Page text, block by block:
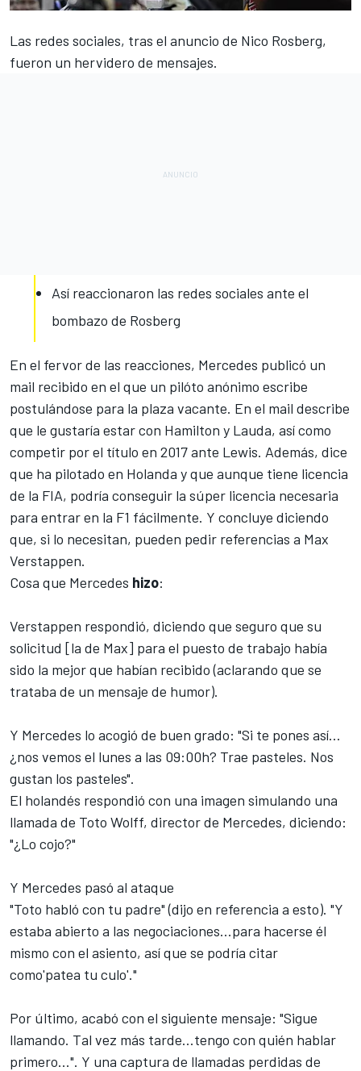
Las redes sociales, tras el anuncio de Nico Rosberg,
fueron un hervidero de mensajes.
Así reaccionaron las redes sociales ante el
bombazo de Rosberg
En el fervor de las reacciones, Mercedes publicó un
mail recibido en el que un pilóto anónimo escribe
postulándose para la plaza vacante. En el mail describe
que le gustaría estar con Hamilton y Lauda, así como
competir por el título en 2017 ante Lewis. Además, dice
que ha pilotado en Holanda y que aunque tiene licencia
de la FIA, podría conseguir la súper licencia necesaria
para entrar en la F1 fácilmente. Y concluye diciendo
que, si lo necesitan, pueden pedir referencias a Max
Verstappen.
Cosa que Mercedes hizo:
Verstappen respondió, diciendo que seguro que su
solicitud [la de Max] para el puesto de trabajo había
sido la mejor que habían recibido (aclarando que se
trataba de un mensaje de humor).
Y Mercedes lo acogió de buen grado: "Si te pones así...
¿nos vemos el lunes a las 09:00h? Trae pasteles. Nos
gustan los pasteles".
El holandés respondió con una imagen simulando una
llamada de Toto Wolff, director de Mercedes, diciendo:
"¿Lo cojo?"
Y Mercedes pasó al ataque
"Toto habló con tu padre" (dijo en referencia a esto). "Y
estaba abierto a las negociaciones...para hacerse él
mismo con el asiento, así que se podría citar
como'patea tu culo'."
Por último, acabó con el siguiente mensaje: "Sigue
llamando. Tal vez más tarde...tengo con quién hablar
primero...". Y una captura de llamadas perdidas de